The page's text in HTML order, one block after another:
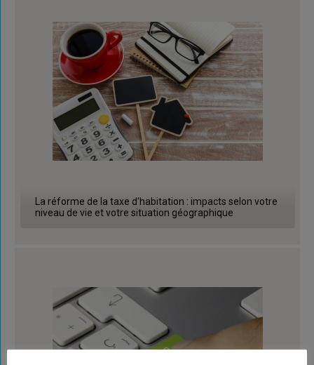
La réforme de la taxe d'habitation : impacts selon votre
niveau de vie et votre situation géographique